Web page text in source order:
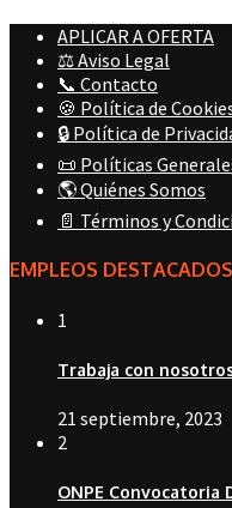
APLICAR A OFERTA
⚖️ Aviso Legal
📞 Contacto
🍪 Política de
🔒 Política de
📜 Políticas
🌎 Quiénes Somos
📄 Términos y
EMPLEOS DESTACADOS
1
Trabaja con
21 septiembre, 2023
2
ONPE Convocatoria